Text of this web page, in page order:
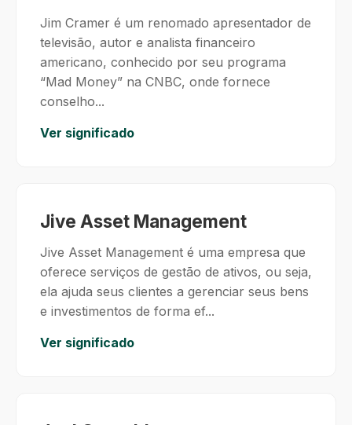
Jim Cramer é um renomado apresentador de
televisão, autor e analista financeiro
americano, conhecido por seu programa
“Mad Money” na CNBC, onde fornece
conselho...
Ver significado
Jive Asset Management
Jive Asset Management é uma empresa que
oferece serviços de gestão de ativos, ou seja,
ela ajuda seus clientes a gerenciar seus bens
e investimentos de forma ef...
Ver significado